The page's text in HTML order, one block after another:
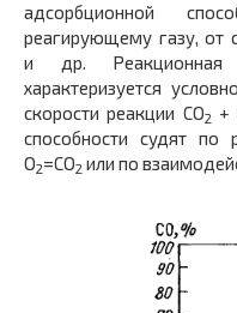
адсорбционной
реагирующему газу, от
и др. Реакционная
характеризуется
скорости реакции CO2
+
способности судят по
O2=CO2 или по